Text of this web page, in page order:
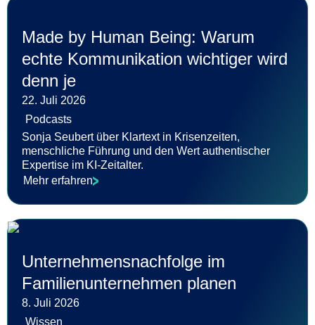
Made by Human Being: Warum
echte Kommunikation wichtiger wird
denn je
22. Juli 2026
Podcasts
Sonja Seubert über Klartext in Krisenzeiten,
menschliche Führung und den Wert authentischer
Expertise im KI-Zeitalter.
Mehr erfahren
Unternehmensnachfolge im
Familienunternehmen planen
8. Juli 2026
Wissen